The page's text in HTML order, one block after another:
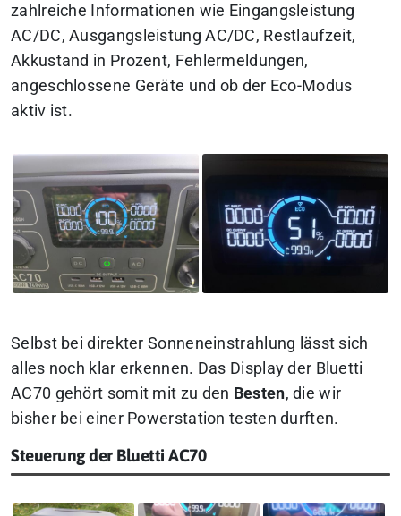
zahlreiche Informationen wie Eingangsleistung
AC/DC, Ausgangsleistung AC/DC, Restlaufzeit,
Akkustand in Prozent, Fehlermeldungen,
angeschlossene Geräte und ob der Eco-Modus
aktiv ist.
Selbst bei direkter Sonneneinstrahlung lässt sich
alles noch klar erkennen. Das Display der Bluetti
AC70 gehört somit mit zu den Besten, die wir
bisher bei einer Powerstation testen durften.
Steuerung der Bluetti AC70